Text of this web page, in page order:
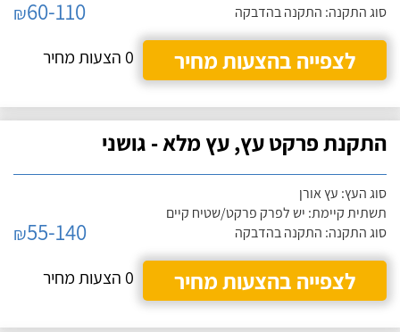
סוג התקנה: התקנה בהדבקה
₪60-110
לצפייה בהצעות מחיר
0 הצעות מחיר
התקנת פרקט עץ, עץ מלא - גושני
סוג העץ: עץ אורן
תשתית קיימת: יש לפרק פרקט/שטיח קיים
סוג התקנה: התקנה בהדבקה
₪55-140
לצפייה בהצעות מחיר
0 הצעות מחיר